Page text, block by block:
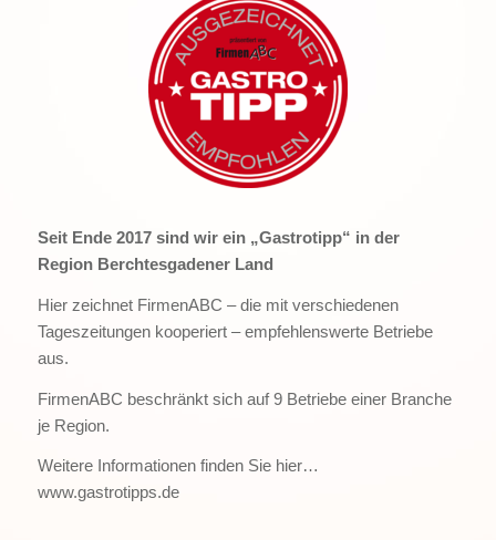
Seit Ende 2017 sind wir ein „Gastrotipp“ in der
Region Berchtesgadener Land
Hier zeichnet FirmenABC – die mit verschiedenen
Tageszeitungen kooperiert – empfehlenswerte Betriebe
aus.
FirmenABC beschränkt sich auf 9 Betriebe einer Branche
je Region.
Weitere Informationen finden Sie hier…
www.gastrotipps.de